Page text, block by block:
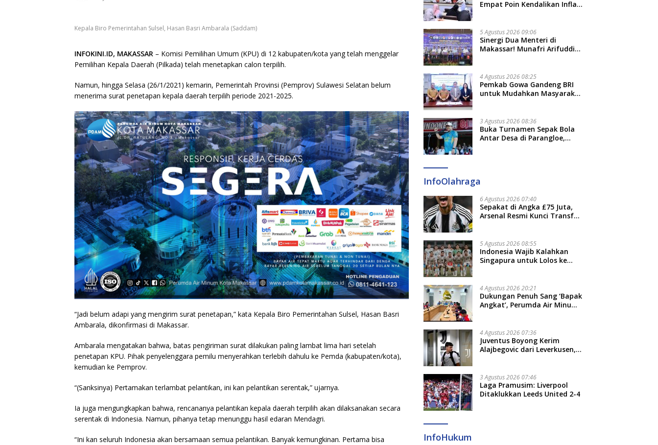
Kepala Biro Pemerintahan Sulsel, Hasan Basri Ambarala (Saddam)
INFOKINI.ID, MAKASSAR – Komisi Pemilihan Umum (KPU) di 12 kabupaten/kota yang telah menggelar
Pemilihan Kepala Daerah (Pilkada) telah menetapkan calon terpilih.
Namun, hingga Selasa (26/1/2021) kemarin, Pemerintah Provinsi (Pemprov) Sulawesi Selatan belum
menerima surat penetapan kepala daerah terpilih periode 2021-2025.
“Jadi belum adapi yang mengirim surat penetapan,” kata Kepala Biro Pemerintahan Sulsel, Hasan Basri
Ambarala, dikonfirmasi di Makassar.
Ambarala mengatakan bahwa, batas pengiriman surat dilakukan paling lambat lima hari setelah
penetapan KPU. Pihak penyelenggara pemilu menyerahkan terlebih dahulu ke Pemda (kabupaten/kota),
kemudian ke Pemprov.
“(Sanksinya) Pertamakan terlambat pelantikan, ini kan pelantikan serentak,” ujarnya.
Ia juga mengungkapkan bahwa, rencananya pelantikan kepala daerah terpilih akan dilaksanakan secara
serentak di Indonesia. Namun, pihanya tetap menunggu hasil edaran Mendagri.
“Ini kan seluruh Indonesia akan bersamaan semua pelantikan. Banyak kemungkinan. Pertama bisa
Empat Poin Kendalikan Inflasi
5 Agustus 2026 09:06
Sinergi Dua Menteri di
Makassar! Munafri Arifuddin
Baru
4 Agustus 2026 08:25
Pemkab Gowa Gandeng BRI
untuk Mudahkan Masyarakat
3 Agustus 2026 08:36
Buka Turnamen Sepak Bola
Antar Desa di Parangloe,
InfoOlahraga
6 Agustus 2026 07:40
Sepakat di Angka £75 Juta,
Arsenal Resmi Kunci Transfer
5 Agustus 2026 08:55
Indonesia Wajib Kalahkan
Singapura untuk Lolos ke
4 Agustus 2026 20:21
Dukungan Penuh Sang ‘Bapak
Angkat’, Perumda Air Minum
4 Agustus 2026 07:36
Juventus Boyong Kerim
Alajbegovic dari Leverkusen,
3 Agustus 2026 07:46
Laga Pramusim: Liverpool
Ditaklukkan Leeds United 2-4
InfoHukum